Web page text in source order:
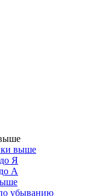
выше
Я
А
убыванию